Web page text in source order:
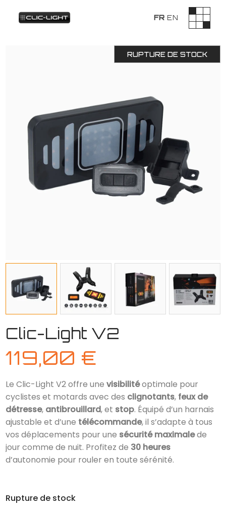
FR EN
RUPTURE DE STOCK
Clic-Light V2
119,00 €
Le Clic-Light V2 offre unevisibilitéoptimale pour
cyclistes et motards avec des clignotants, feux de
détresse, antibrouillard, et stop. Équipé d’un harnais
ajustable et d’une télécommande, il s’adapte à tous
vos déplacements pour une sécurité maximalede
jour comme de nuit. Profitez de 30 heures
d’autonomie pour rouler en toute sérénité.
Rupture de stock